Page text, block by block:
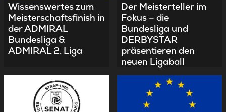
Wissenswertes zum
Meisterschaftsfinish in
der ADMIRAL
Bundesliga &
ADMIRAL 2. Liga
Der Meisterteller im
Fokus – die
Bundesliga und
DERBYSTAR
präsentieren den
neuen Ligaball